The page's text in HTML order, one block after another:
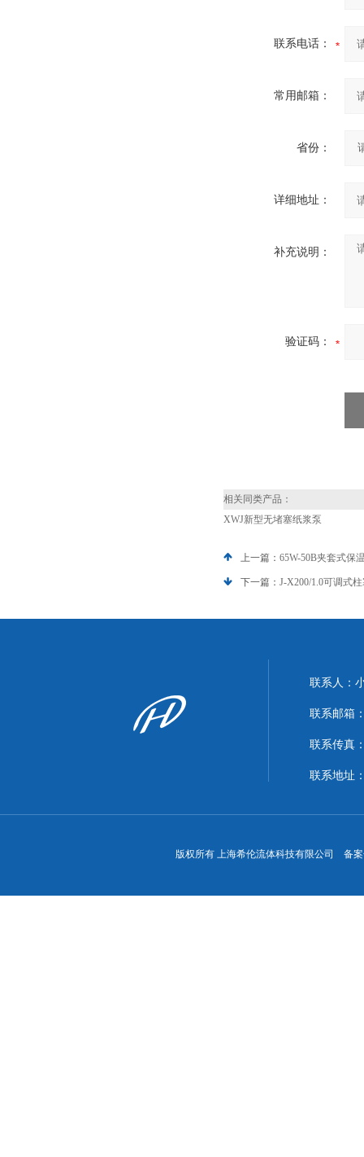
联系电话：
常用邮箱：
省份：
详细地址：
补充说明：
验证码：
相关同类产品：
XWJ新型无堵塞纸浆泵
上一篇： 65W-50B夹套式保
下一篇： J-X200/1.0可调式
联系人：
联系邮箱
联系传真
联系地址
版权所有 上海希伦流体科技有限公司 备